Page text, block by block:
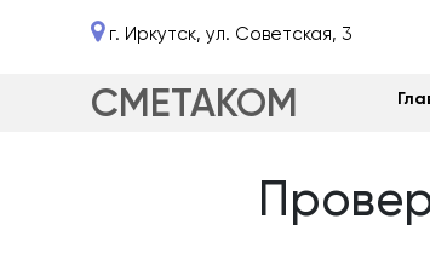
г. Иркутск, ул. Советская, 3
СМЕТАКОМ